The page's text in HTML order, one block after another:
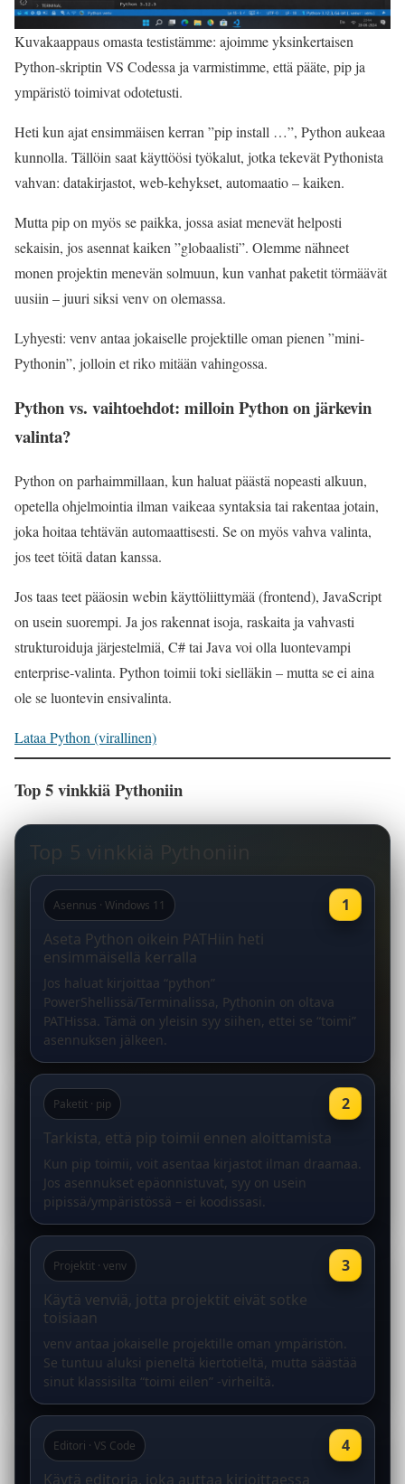
Kuvakaappaus omasta testistämme: ajoimme yksinkertaisen
Python-skriptin VS Codessa ja varmistimme, että pääte, pip ja
ympäristö toimivat odotetusti.
Heti kun ajat ensimmäisen kerran ”pip install …”, Python aukeaa
kunnolla. Tällöin saat käyttöösi työkalut, jotka tekevät Pythonista
vahvan: datakirjastot, web-kehykset, automaatio – kaiken.
Mutta pip on myös se paikka, jossa asiat menevät helposti
sekaisin, jos asennat kaiken ”globaalisti”. Olemme nähneet
monen projektin menevän solmuun, kun vanhat paketit törmäävät
uusiin – juuri siksi venv on olemassa.
Lyhyesti: venv antaa jokaiselle projektille oman pienen ”mini-
Pythonin”, jolloin et riko mitään vahingossa.
Python vs. vaihtoehdot: milloin Python on järkevin
valinta?
Python on parhaimmillaan, kun haluat päästä nopeasti alkuun,
opetella ohjelmointia ilman vaikeaa syntaksia tai rakentaa jotain,
joka hoitaa tehtävän automaattisesti. Se on myös vahva valinta,
jos teet töitä datan kanssa.
Jos taas teet pääosin webin käyttöliittymää (frontend), JavaScript
on usein suorempi. Ja jos rakennat isoja, raskaita ja vahvasti
strukturoiduja järjestelmiä, C# tai Java voi olla luontevampi
enterprise‑valinta. Python toimii toki sielläkin – mutta se ei aina
ole se luontevin ensivalinta.
Lataa Python (virallinen)
Top 5 vinkkiä Pythoniin
Top 5 vinkkiä Pythoniin
Asennus · Windows 11
1
Aseta Python oikein PATHiin heti
ensimmäisellä kerralla
Jos haluat kirjoittaa “python”
PowerShellissä/Terminalissa, Pythonin on oltava
PATHissa. Tämä on yleisin syy siihen, ettei se “toimi”
asennuksen jälkeen.
Paketit · pip
2
Tarkista, että pip toimii ennen aloittamista
Kun pip toimii, voit asentaa kirjastot ilman draamaa.
Jos asennukset epäonnistuvat, syy on usein
pipissä/ympäristössä – ei koodissasi.
Projektit · venv
3
Käytä venviä, jotta projektit eivät sotke
toisiaan
venv antaa jokaiselle projektille oman ympäristön.
Se tuntuu aluksi pieneltä kiertotieltä, mutta säästää
sinut klassisilta “toimi eilen” -virheiltä.
Editori · VS Code
4
Käytä editoria, joka auttaa kirjoittaessa